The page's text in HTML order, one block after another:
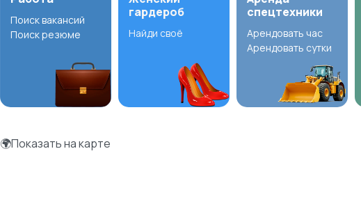
Поиск вакансий
Поиск резюме
гардероб
Найди своё
спецтехники
Арендовать час
Арендовать сутки
🌍Показать на карте